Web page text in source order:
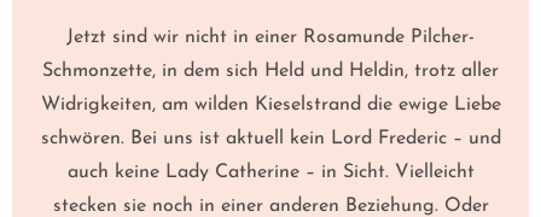
Jetzt sind wir nicht in einer Rosamunde Pilcher-
Schmonzette, in dem sich Held und Heldin, trotz aller
Widrigkeiten, am wilden Kieselstrand die ewige Liebe
schwören. Bei uns ist aktuell kein Lord Frederic – und
auch keine Lady Catherine – in Sicht. Vielleicht
stecken sie noch in einer anderen Beziehung. Oder